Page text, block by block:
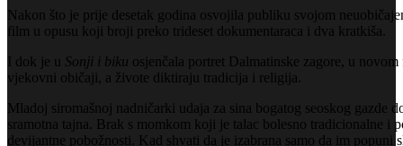
Nakon što je prije desetak godina osvojila publiku svojom
film u opusu koji broji preko trideset dokumentaraca i dva kratkiša.
I dok je u
Sonji i biku osjenčala portret Dalmatinske zagore, u
vjekovni običaji, a živote diktiraju tradicija i religija.
Mladoj siromašnoj nadničarki udaja za sina bogatog seoskog
sramotna tajna. Brak s momkom koji je talac bolesno tradicionalne i
devijantne pobožnosti. Kad shvati da je izabrana samo da im